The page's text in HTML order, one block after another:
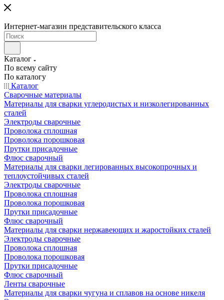
Интернет-магазин представительского класса
Каталог
По всему сайту
По каталогу
Каталог
Сварочные материалы
Материалы для сварки углеродистых и низколегированных
сталей
Электроды сварочные
Проволока сплошная
Проволока порошковая
Прутки присадочные
Флюс сварочный
Материалы для сварки легированных высокопрочных и
теплоустойчивых сталей
Электроды сварочные
Проволока сплошная
Проволока порошковая
Прутки присадочные
Флюс сварочный
Материалы для сварки нержавеющих и жаростойких сталей
Электроды сварочные
Проволока сплошная
Проволока порошковая
Прутки присадочные
Флюс сварочный
Ленты сварочные
Материалы для сварки чугуна и сплавов на основе никеля